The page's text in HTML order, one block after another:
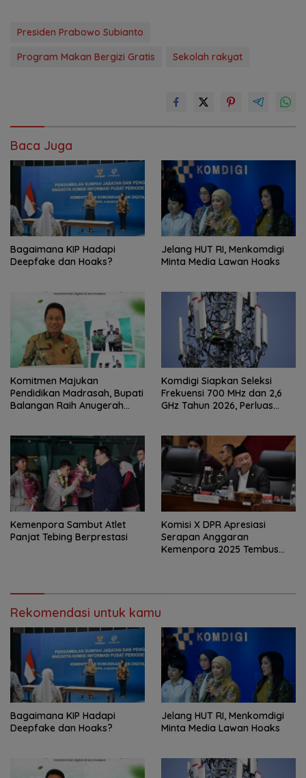
Presiden Prabowo Subianto
Program Makan Bergizi Gratis
Sekolah rakyat
Baca Juga
Bagaimana KIP Hadapi
Deepfake dan Hoaks?
Jelang HUT RI, Menkomdigi
Minta Media Lawan Hoaks
Komitmen Majukan
Pendidikan Madrasah, Bupati
Balangan Raih Anugerah
Komdigi Siapkan Seleksi
Frekuensi 700 MHz dan 2,6
GHz Tahun 2026, Perluas
Kemenpora Sambut Atlet
Panjat Tebing Berprestasi
Komisi X DPR Apresiasi
Serapan Anggaran
Kemenpora 2025 Tembus
Rekomendasi untuk kamu
Bagaimana KIP Hadapi
Deepfake dan Hoaks?
Jelang HUT RI, Menkomdigi
Minta Media Lawan Hoaks